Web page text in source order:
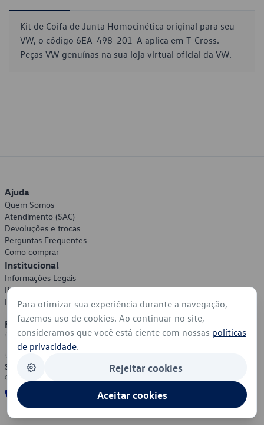
Kit de Coifa de Junta Homocinética original para seu
VW, o código 6EA-498-201-A aplica em T-Cross.
Peças VW genuínas na sua loja virtual oficial da VW.
Ajuda
Quem Somos
Atendimento (SAC)
Devoluções e trocas
Perguntas Frequentes
Como comprar
Institucional
Informações Legais
Política de Privacidade
Política de Cookies
Formas de Pagamento
Segurança
Para otimizar sua experiência durante a navegação,
fazemos uso de cookies. Ao continuar no site,
consideramos que você está ciente com nossas políticas
de privacidade.
Rejeitar cookies
Aceitar cookies